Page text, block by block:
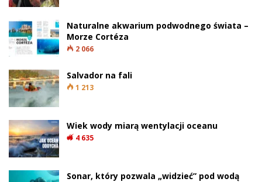
Naturalne akwarium podwodnego świata –
Morze Cortéza
2 066
Salvador na fali
1 213
Wiek wody miarą wentylacji oceanu
4 635
Sonar, który pozwala „widzieć” pod wodą